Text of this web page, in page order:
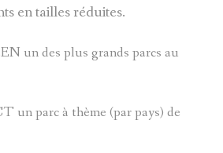
en tailles réduites.
un des plus grands parcs au
un parc à thème (par pays) de